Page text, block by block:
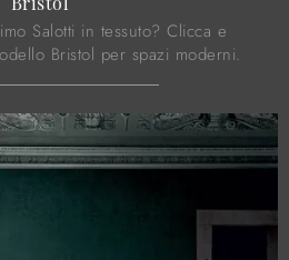
Salotti in tessuto? Clicca e
Bristol per spazi moderni.